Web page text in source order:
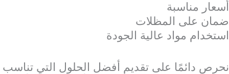
أسعار مناسبة
ضمان على المظلات
استخدام مواد عالية الجودة
نحرص دائمًا على تقديم أفضل الحلول التي تناسب